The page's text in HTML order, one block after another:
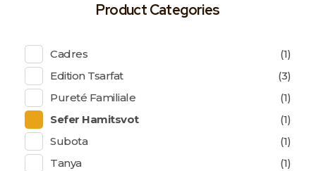
Product Categories
Cadres
(1)
Edition Tsarfat
(3)
Pureté Familiale
(1)
Sefer Hamitsvot
(1)
Subota
(1)
Tanya
(1)